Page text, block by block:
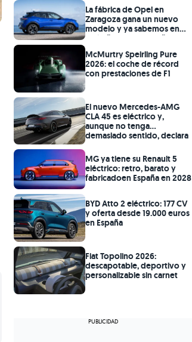
La fábrica de Opel en
Zaragoza gana un nuevo
modelo y ya sabemos en
qué año llega a España
McMurtry Speirling Pure
2026: el coche de récord
con prestaciones de F1
El nuevo Mercedes-AMG
CLA 45 es eléctrico y,
aunque no tenga
demasiado sentido, declara
MG ya tiene su Renault 5
eléctrico: retro, barato y
fabricadoen España en 2028
BYD Atto 2 eléctrico: 177 CV
y oferta desde 19.000 euros
en España
Fiat Topolino 2026:
descapotable, deportivo y
personalizable sin carnet